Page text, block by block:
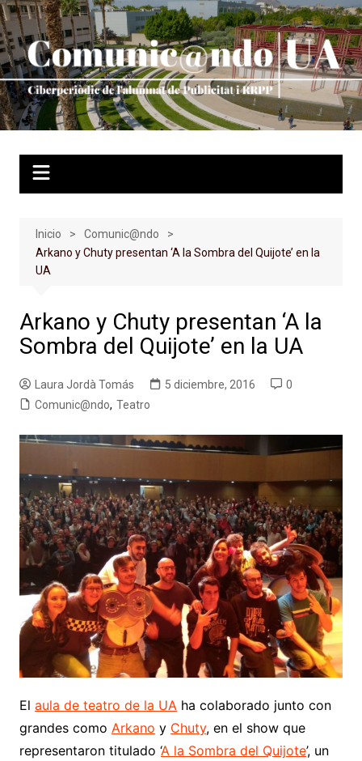
Saltar
al
contenido
Inicio
Comunic@ndo
Arkano y Chuty presentan ‘A la Sombra del Quijote’ en la
UA
Arkano y Chuty presentan ‘A la
Sombra del Quijote’ en la UA
Laura Jordà Tomás 5 diciembre, 2016
0
Comunic@ndo, Teatro
El aula de teatro de la UAha colaborado junto con
grandes como Arkano y Chuty, en el show que
representaron titulado ‘A la Sombra del Quijote’, un